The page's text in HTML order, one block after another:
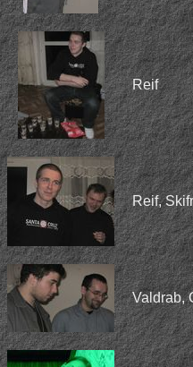
Reif
Reif, Skifr
Valdrab,